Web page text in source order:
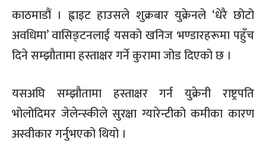
काठमाडौं । ह्वाइट हाउसले शुक्रबार युक्रेनले ‘धेरै छोटो
अवधिमा’ वासिङ्टनलाई यसको खनिज भण्डारहरूमा पहुँच
दिने सम्झौतामा हस्ताक्षर गर्ने कुरामा जोड दिएको छ ।
यसअघि सम्झौतामा हस्ताक्षर गर्न युक्रेनी राष्ट्रपति
भोलोदिमर जेलेन्स्कीले सुरक्षा ग्यारेन्टीको कमीका कारण
अस्वीकार गर्नुभएको थियो ।